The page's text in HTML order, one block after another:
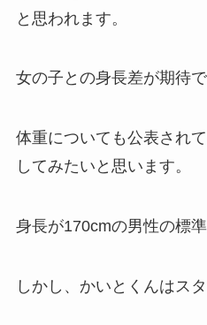
と思われます。
女の子との身長差が期待で
体重についても公表され
してみたいと思います。
身長が170cmの男性の標
しかし、かいとくんはス